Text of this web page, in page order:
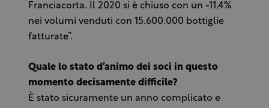
Franciacorta. Il 2020 si è chiuso con un -11,4%
nei volumi venduti con 15.600.000 bottiglie
fatturate”.
Quale lo stato d’animo dei soci in questo
momento decisamente difficile?
È stato sicuramente un anno complicato e